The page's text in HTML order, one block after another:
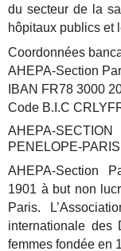
du secteur de la
hôpitaux publics et
Coordonnées
AHEPA-Section
IBAN FR78 3000
Code B.I.C
AHEPA-
PENELOPE-PARIS
AHEPA-Section
1901 à but non
Paris.
internationale des
femmes fondée en